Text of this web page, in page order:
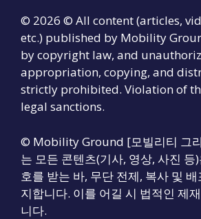
© 2026 © All content (articles,
etc.) published by Mobility
by copyright law, and
appropriation, copying, and
strictly prohibited. Violation of
legal sanctions.
© Mobility Ground [모빌리티 그
는 모든 콘텐츠(기사, 영상, 사진 등
호를 받는 바, 무단 전제, 복사 및
지합니다. 이를 어길 시 법적인 제
니다.